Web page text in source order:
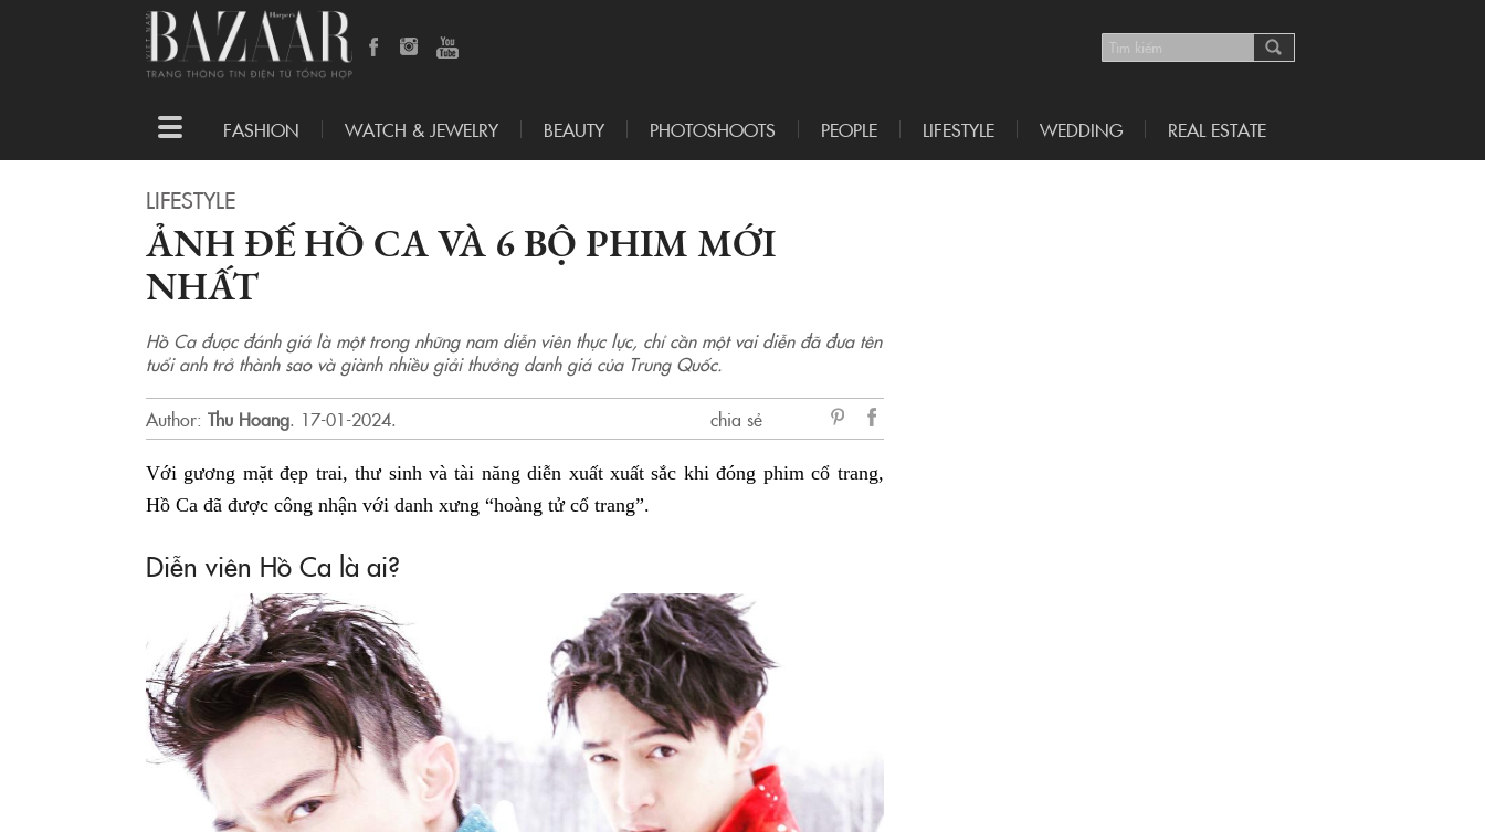
Toggle
navigation
FASHION WATCH & JEWELRY BEAUTY PHOTOSHOOTS PEOPLE LIFESTYLE WEDDING REAL ESTATE
LIFESTYLE
ẢNH ĐẾ HỒ CA VÀ 6 BỘ PHIM MỚI
NHẤT
Hồ Ca được đánh giá là một trong những nam diễn viên thực lực, chỉ cần một vai diễn đã đưa tên
tuổi anh trở thành sao và giành nhiều giải thưởng danh giá của Trung Quốc.
Author: Thu Hoang. 17-01-2024.
chia sẻ
Facebook
Với gương mặt đẹp trai, thư sinh và tài năng diễn xuất xuất sắc khi đóng phim cổ trang,
Hồ Ca đã được công nhận với danh xưng “hoàng tử cổ trang”.
Diễn viên Hồ Ca là ai?